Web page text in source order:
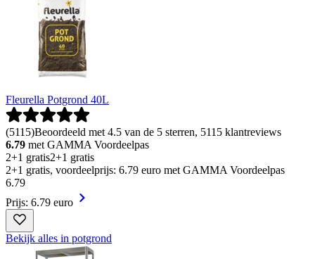
Fleurella Potgrond 40L
(5115)Beoordeeld met 4.5 van de 5 sterren, 5115 klantreviews
6.79 met GAMMA Voordeelpas
2+1 gratis2+1 gratis
2+1 gratis, voordeelprijs: 6.79 euro met GAMMA Voordeelpas
6.79
Prijs: 6.79 euro
Bekijk alles in potgrond